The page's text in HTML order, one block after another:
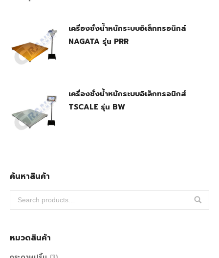
เครื่องชั่งน้ำหนักระบบอิเล็กทรอนิกส์
NAGATA รุ่น PRR
เครื่องชั่งน้ำหนักระบบอิเล็กทรอนิกส์
TSCALE รุ่น BW
ค้นหาสินค้า
หมวดสินค้า